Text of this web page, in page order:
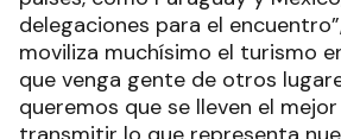
delegaciones para el
moviliza muchísimo el turismo
que venga gente de otros
queremos que se lleven el